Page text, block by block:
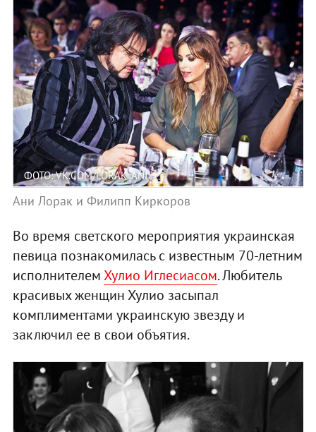
ФОТО: VK.COM/LORAK_ANI
Ани Лорак и Филипп Киркоров
Во время светского мероприятия украинская
певица познакомилась с известным 70-летним
исполнителемХулио Иглесиасом. Любитель
красивых женщин Хулио засыпал
комплиментами украинскую звезду и
заключил ее в свои объятия.